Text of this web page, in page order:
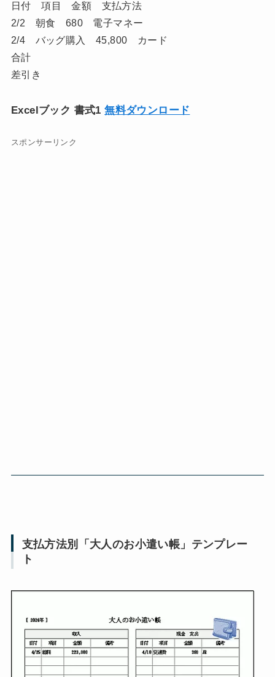
日付 項目 金額 支払方法
2/2 朝食 680 電子マネー
2/4 バッグ購入 45,800 カード
合計
差引き
Excelブック 書式1無料ダウンロード
スポンサーリンク
支払方法別「大人のお小遣い帳」テンプレー
ト